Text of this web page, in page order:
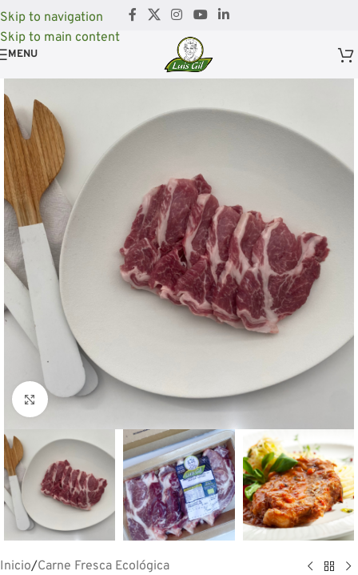
Skip to navigation
Skip to main content
MENU
Click para aumentar
Inicio/Carne Fresca Ecológica